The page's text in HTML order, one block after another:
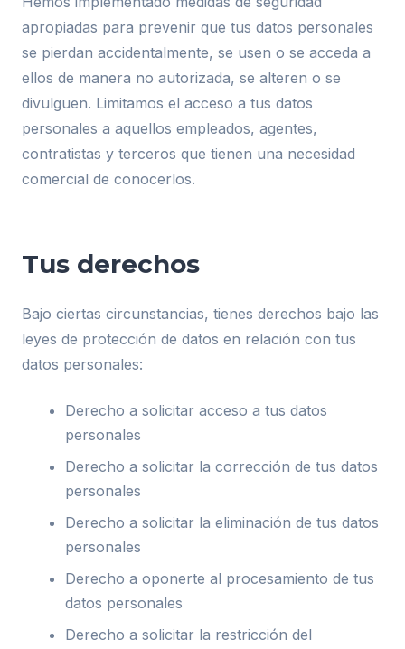
apropiadas para prevenir que tus datos personales
se pierdan accidentalmente, se usen o se acceda a
ellos de manera no autorizada, se alteren o se
divulguen. Limitamos el acceso a tus datos
personales a aquellos empleados, agentes,
contratistas y terceros que tienen una necesidad
comercial de conocerlos.
Tus derechos
Bajo ciertas circunstancias, tienes derechos bajo las
leyes de protección de datos en relación con tus
datos personales:
Derecho a solicitar acceso a tus datos
personales
Derecho a solicitar la corrección de tus datos
personales
Derecho a solicitar la eliminación de tus datos
personales
Derecho a oponerte al procesamiento de tus
datos personales
Derecho a solicitar la restricción del